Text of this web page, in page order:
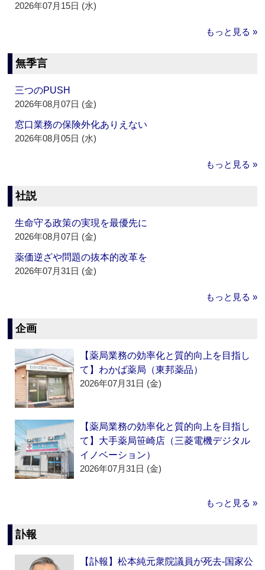
2026年07月15日 (水)
もっと見る »
無季言
三つのPUSH
2026年08月07日 (金)
窓口業務の保険外化ありえない
2026年08月05日 (水)
もっと見る »
社説
生命守る政策の実現を最優先に
2026年08月07日 (金)
薬価逆ざや問題の抜本的改革を
2026年07月31日 (金)
もっと見る »
企画
【薬局業務の効率化と質的向上を目指し
て】わかば薬局（東邦薬品）
2026年07月31日 (金)
【薬局業務の効率化と質的向上を目指し
て】大手薬局笹崎店（三菱電機デジタル
イノベーション）
2026年07月31日 (金)
もっと見る »
訃報
【訃報】松本純元衆院議員が死去‐国家公